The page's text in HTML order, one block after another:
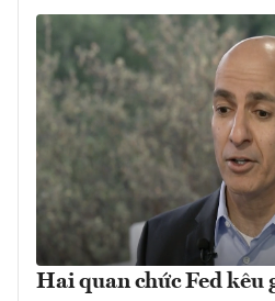
Hai quan chức Fed kêu